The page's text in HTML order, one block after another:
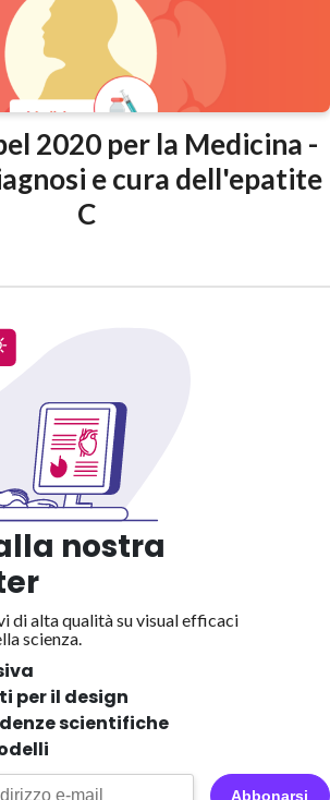
2020 per la Medicina -
e cura dell'epatite
C
nostra
di alta qualità su visual efficaci
scienza.
per il design
scientifiche
Abbonarsi